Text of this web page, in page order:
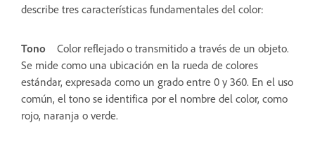
describe tres características fundamentales del color:
Tono
Color reflejado o transmitido a través de un objeto.
Se mide como una ubicación en la rueda de colores
estándar, expresada como un grado entre 0 y 360. En el uso
común, el tono se identifica por el nombre del color, como
rojo, naranja o verde.